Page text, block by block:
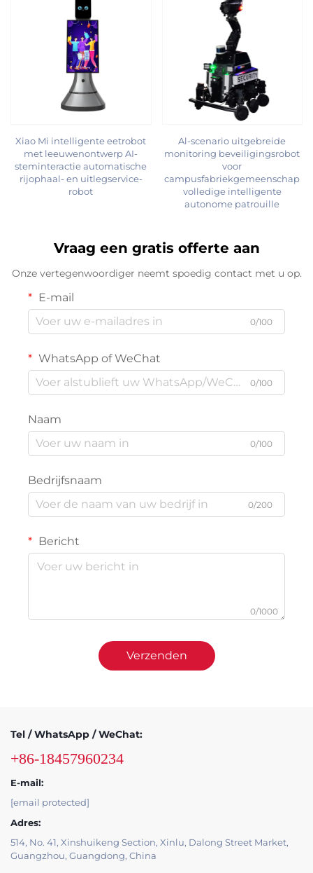
Xiao Mi intelligente eetrobot
met leeuwenontwerp AI-
steminteractie automatische
rijophaal- en uitlegservice-
robot
Al-scenario uitgebreide
monitoring beveiligingsrobot
voor
campusfabriekgemeenschap
volledige intelligente
autonome patrouille
Vraag een gratis offerte aan
Onze vertegenwoordiger neemt spoedig contact met u op.
E-mail
0/100
WhatsApp of WeChat
0/100
Naam
0/100
Bedrijfsnaam
0/200
Bericht
0/1000
Verzenden
Tel / WhatsApp / WeChat:
+86-18457960234
E-mail:
[email protected]
Adres:
514, No. 41, Xinshuikeng Section, Xinlu, Dalong Street Market,
Guangzhou, Guangdong, China